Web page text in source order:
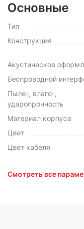
Основные
Тип
Конструкция
Акустическое
Беспроводной
Пыле-, влаго-,
ударопрочность
Материал корпуса
Цвет
Цвет кабеля
Смотреть все